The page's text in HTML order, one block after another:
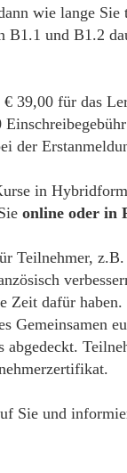
wie lange
B1.1 und B1.2
39,00 für das
der
in
online oder in
Teilnehmer,
Zeit dafür
Gemeinsamen
abgedeckt.
Sie und